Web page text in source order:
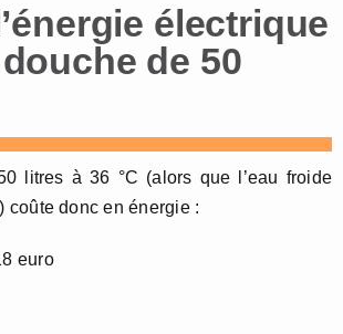
électrique
de 50
litres à 36 °C (alors que l’eau froide
coûte donc en énergie :
euro